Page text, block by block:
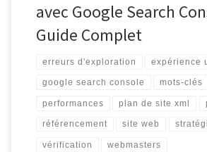
avec Google Search
Guide Complet
erreurs d'exploration expérience
google search console mots-clés
performances plan de site xml
référencement site web
vérification webmasters